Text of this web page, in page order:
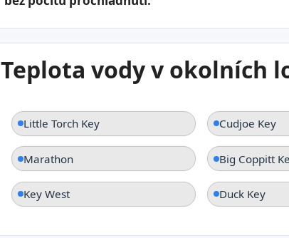
Teplota vody v okolních
Little Torch Key Cudjoe Key
Marathon Big Coppitt
Key West Duck Key